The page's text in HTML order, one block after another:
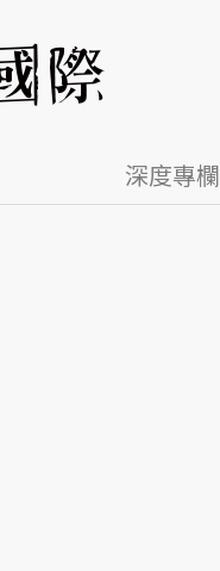
深度專欄